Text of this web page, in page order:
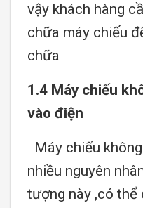
vậy khách hàng
chữa máy chiếu
chữa
1.4 Máy chiếu
vào điện
Máy chiếu
nhiều nguyên
tượng này ,có thể